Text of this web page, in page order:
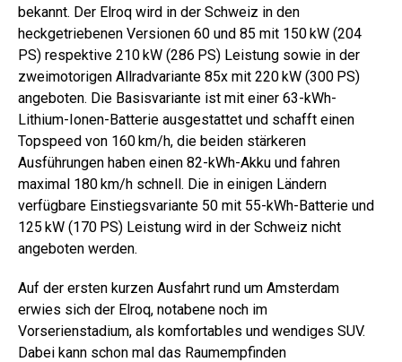
bekannt. Der Elroq wird in der Schweiz in den
heckgetriebenen Versionen 60 und 85 mit 150 kW (204
PS) respektive 210 kW (286 PS) Leistung sowie in der
zweimotorigen Allradvariante 85x mit 220 kW (300 PS)
angeboten. Die Basisvariante ist mit einer 63-kWh-
Lithium-Ionen-Batterie ausgestattet und schafft ­einen
Topspeed von 160 km/h, die beiden stärkeren
Ausführungen haben einen 82-kWh-Akku und fahren
maximal 180 km/h schnell. Die in einigen Ländern
verfügbare Einstiegsvariante 50 mit 55-kWh-Batterie und
125 kW (170 PS) Leistung wird in der Schweiz nicht
angeboten werden.
Auf der ersten kurzen Ausfahrt rund um Amsterdam
erwies sich der Elroq, notabene noch im
Vorserienstadium, als komfortables und wendiges SUV.
Dabei kann schon mal das Raumempfinden